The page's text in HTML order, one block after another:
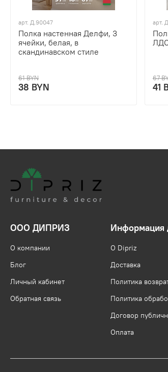
арт. Д.90047
Полка настенная Делфи, 3
ячейки, белая, в
скандинавском стиле
61 BYN
38 BYN
арт.
67
41
ООО ДИПРИЗ
О компании
Блог
Личный кабинет
Обратная связь
Информация
О Dipriz
Доставка
Политика
Политика
Договор
Оплата